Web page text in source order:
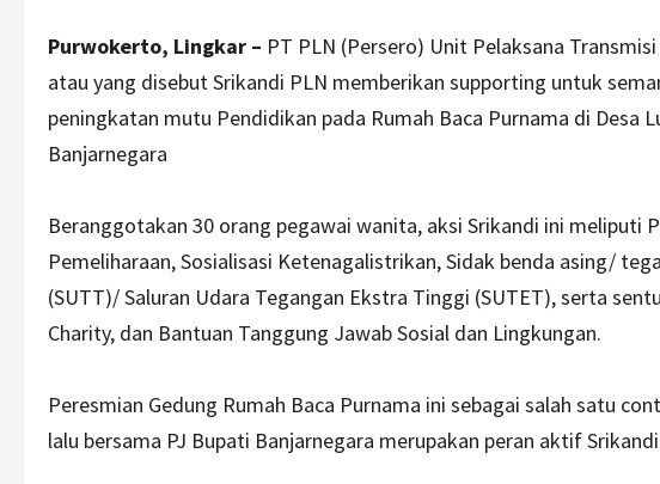
Purwokerto, Lingkar – PT PLN (Persero) Unit Pelaksana
atau yang disebut Srikandi PLN memberikan supporting untuk
peningkatan mutu Pendidikan pada Rumah Baca Purnama di Desa
Banjarnegara
Beranggotakan 30 orang pegawai wanita, aksi Srikandi ini meliputi
Pemeliharaan, Sosialisasi Ketenagalistrikan, Sidak benda asing/
(SUTT)/ Saluran Udara Tegangan Ekstra Tinggi (SUTET), serta
Charity, dan Bantuan Tanggung Jawab Sosial dan Lingkungan.
Peresmian Gedung Rumah Baca Purnama ini sebagai salah satu
lalu bersama PJ Bupati Banjarnegara merupakan peran aktif